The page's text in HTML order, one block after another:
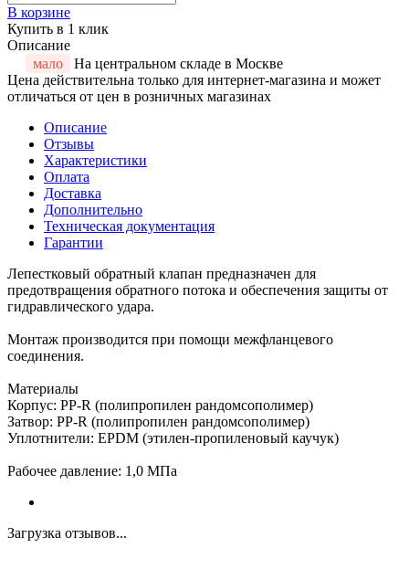
В корзине
Купить в 1 клик
Описание
мало
На центральном складе в Москве
Цена действительна только для интернет-магазина и может
отличаться от цен в розничных магазинах
Описание
Отзывы
Характеристики
Оплата
Доставка
Дополнительно
Техническая документация
Гарантии
Лепестковый обратный клапан предназначен для
предотвращения обратного потока и обеспечения защиты от
гидравлического удара.
Монтаж производится при помощи межфланцевого
соединения.
Материалы
Корпус: PP-R (полипропилен рандомсополимер)
Затвор: PP-R (полипропилен рандомсополимер)
Уплотнители: EPDM (этилен-пропиленовый каучук)
Рабочее давление: 1,0 МПа
Загрузка отзывов...